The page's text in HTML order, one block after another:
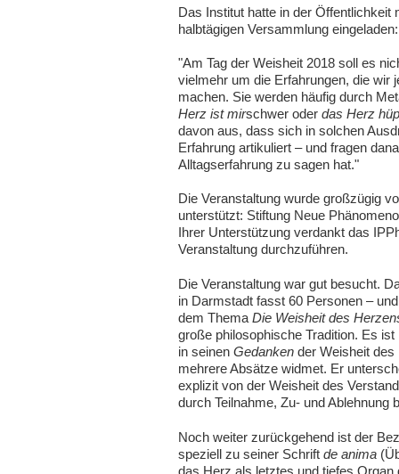
Das Institut hatte in der Öffentlichkeit
halbtägigen Versammlung eingeladen:
"Am Tag der Weisheit 2018 soll es
vielmehr um die Erfahrungen, die wir
machen. Sie werden häufig durch
Herz ist mirschwer oder das Herz
davon aus, dass sich in solchen
Erfahrung artikuliert – und fragen
Alltagserfahrung zu sagen hat."
Die Veranstaltung wurde großzügig
unterstützt: Stiftung Neue
Ihrer Unterstützung verdankt das
Veranstaltung durchzuführen.
Die Veranstaltung war gut besucht.
in Darmstadt fasst 60 Personen –
dem Thema Die Weisheit des
große philosophische Tradition. Es
in seinen Gedanken der Weisheit
mehrere Absätze widmet. Er
explizit von der Weisheit des
durch Teilnahme, Zu- und Ablehnung
Noch weiter zurückgehend ist der
speziell zu seiner Schrift de anima
das Herz als letztes und tiefes